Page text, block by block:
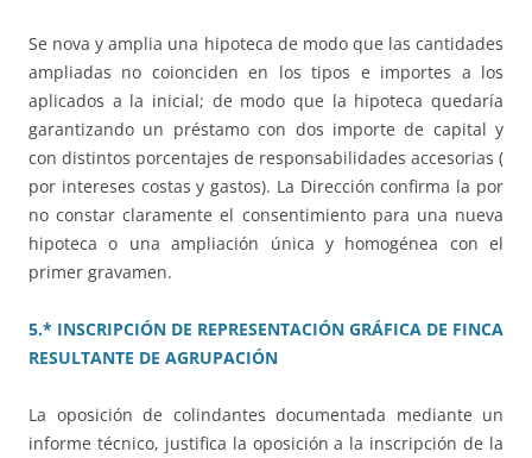
Se nova y amplia una hipoteca de modo que las cantidades
ampliadas no coionciden en los tipos e importes a los
aplicados a la inicial; de modo que la hipoteca quedaría
garantizando un préstamo con dos importe de capital y
con distintos porcentajes de responsabilidades accesorias (
por intereses costas y gastos). La Dirección confirma la por
no constar claramente el consentimiento para una nueva
hipoteca o una ampliación única y homogénea con el
primer gravamen.
5.* INSCRIPCIÓN DE REPRESENTACIÓN GRÁFICA DE FINCA
RESULTANTE DE AGRUPACIÓN
La oposición de colindantes documentada mediante un
informe técnico, justifica la oposición a la inscripción de la